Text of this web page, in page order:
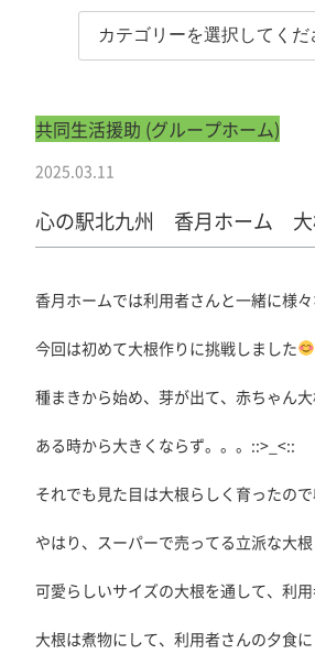
共同生活援助 (グループホーム)
2025.03.11
心の駅北九州 香月ホーム 大
香月ホームでは利用者さんと一緒に
今回は初めて大根作りに挑戦しました
種まきから始め、芽が出て、赤ちゃん
ある時から大きくならず。。。::>_<::
それでも見た目は大根らしく育ったの
やはり、スーパーで売ってる立派な大
可愛らしいサイズの大根を通して、利
大根は煮物にして、利用者さんの夕食